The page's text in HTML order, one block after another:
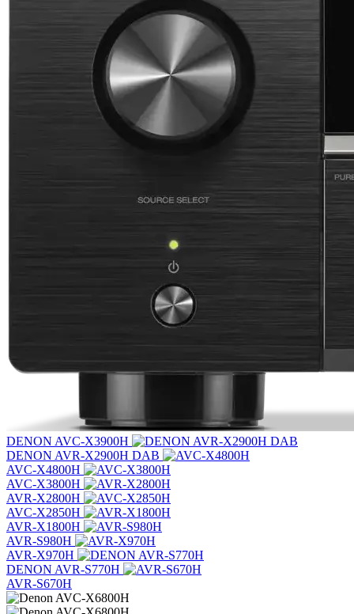
DENON AVC-X3900H
DENON AVR-X2900H DAB
AVC-X4800H
AVC-X3800H
AVR-X2800H
AVC-X2850H
AVR-X1800H
AVR-S980H
AVR-X970H
DENON AVR-S770H
AVR-S670H